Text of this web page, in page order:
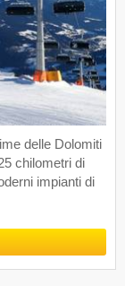
delle Dolomiti
chilometri di
impianti di